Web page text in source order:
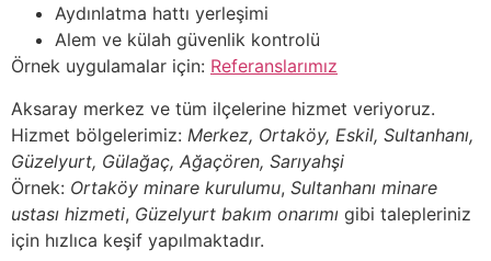
Aydınlatma hattı yerleşimi
Alem ve külah güvenlik kontrolü
Örnek uygulamalar için: Referanslarımız
Aksaray merkez ve tüm ilçelerine hizmet veriyoruz.
Hizmet bölgelerimiz: Merkez, Ortaköy, Eskil, Sultanhanı,
Güzelyurt, Gülağaç, Ağaçören, Sarıyahşi
Örnek: Ortaköy minare kurulumu, Sultanhanı minare
ustası hizmeti, Güzelyurt bakım onarımı gibi talepleriniz
için hızlıca keşif yapılmaktadır.